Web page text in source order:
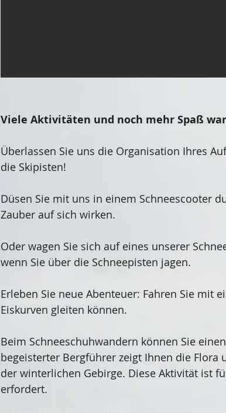
Viele Aktivitäten und noch mehr Spaß
Überlassen Sie uns die Organisation Ihres
die Skipisten!
Düsen Sie mit uns in einem Schneescooter
Zauber auf sich wirken.
Oder wagen Sie sich auf eines unserer
wenn Sie über die Schneepisten jagen.
Erleben Sie neue Abenteuer: Fahren Sie mit
Eiskurven gleiten können.
Beim Schneeschuhwandern können Sie
begeisterter Bergführer zeigt Ihnen die
der winterlichen Gebirge. Diese Aktivität ist
erfordert.